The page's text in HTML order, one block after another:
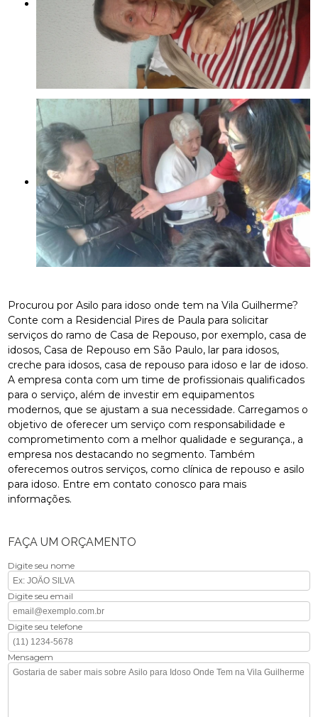
Procurou por Asilo para idoso onde tem na Vila Guilherme?
Conte com a Residencial Pires de Paula para solicitar
serviços do ramo de Casa de Repouso, por exemplo, casa de
idosos, Casa de Repouso em São Paulo, lar para idosos,
creche para idosos, casa de repouso para idoso e lar de idoso.
A empresa conta com um time de profissionais qualificados
para o serviço, além de investir em equipamentos
modernos, que se ajustam a sua necessidade. Carregamos o
objetivo de oferecer um serviço com responsabilidade e
comprometimento com a melhor qualidade e segurança., a
empresa nos destacando no segmento. Também
oferecemos outros serviços, como clínica de repouso e asilo
para idoso. Entre em contato conosco para mais
informações.
FAÇA UM ORÇAMENTO
Digite seu nome
Digite seu email
Digite seu telefone
Mensagem